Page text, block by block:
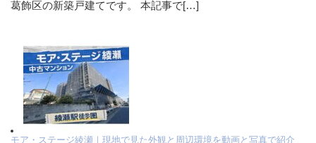
葛飾区の新築戸建てです。 本記事で[…]
モア・ステージ綾瀬｜現地で見た外観と周辺環境を動画と写真で紹介